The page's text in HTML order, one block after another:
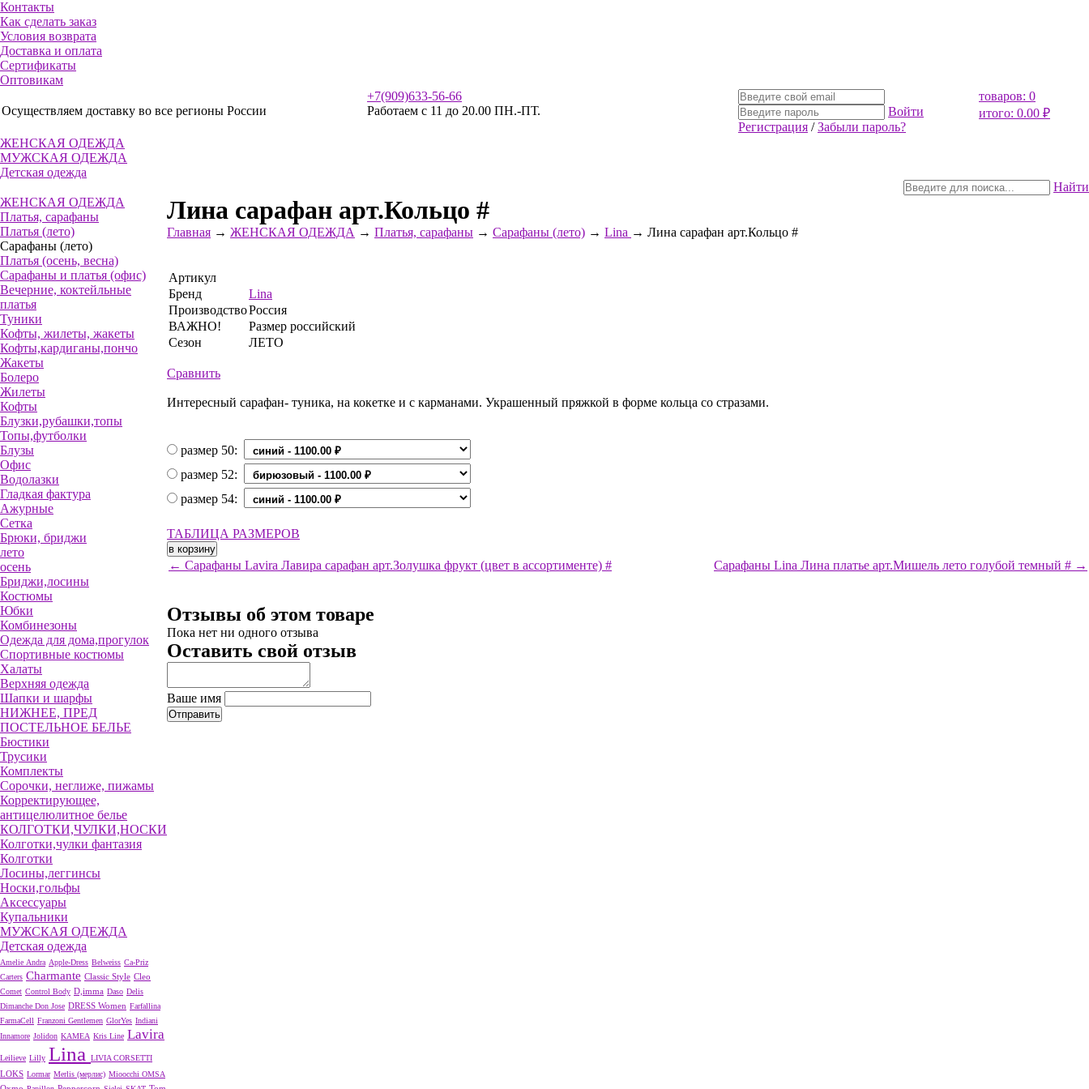
Контакты
Как сделать заказ
Условия возврата
Доставка и оплата
Сертификаты
Оптовикам
Осуществляем доставку во все регионы России
+7(909)633-56-66
Работаем с 11 до 20.00 ПН.-ПТ.
Войти
Регистрация /Забыли пароль?
товаров: 0
итого: 0.00 ₽
ЖЕНСКАЯ ОДЕЖДА
МУЖСКАЯ ОДЕЖДА
Детская одежда
Найти
ЖЕНСКАЯ ОДЕЖДА
Платья, сарафаны
Платья (лето)
Сарафаны (лето)
Платья (осень, весна)
Сарафаны и платья (офис)
Вечерние, коктейльные
платья
Туники
Кофты, жилеты, жакеты
Кофты,кардиганы,пончо
Жакеты
Болеро
Жилеты
Кофты
Блузки,рубашки,топы
Топы,футболки
Блузы
Офис
Водолазки
Гладкая фактура
Ажурные
Сетка
Брюки, бриджи
лето
осень
Бриджи,лосины
Костюмы
Юбки
Комбинезоны
Одежда для дома,прогулок
Спортивные костюмы
Халаты
Верхняя одежда
Шапки и шарфы
НИЖНЕЕ, ПРЕД
ПОСТЕЛЬНОЕ БЕЛЬЕ
Бюстики
Трусики
Комплекты
Сорочки, неглиже, пижамы
Корректирующее,
антицелюлитное белье
КОЛГОТКИ,ЧУЛКИ,НОСКИ
Колготки,чулки фантазия
Колготки
Лосины,леггинсы
Носки,гольфы
Аксессуары
Купальники
МУЖСКАЯ ОДЕЖДА
Детская одежда
Amelie Andra Apple-Dress Belweiss Ca-Priz
Carters Charmante Classic Style Cleo
Comet Control Body D,imma Daso Delis
Dimanche Don Jose DRESS Women Farfallina
FarmaCell Franzoni Gentlemen GlorYes Indiani
Innamore Jolidon KAMEA Kris Line Lavira
Leilieve Lilly Lina LIVIA CORSETTI
LOKS Lormar Merlis (мерлис) Mioocchi OMSA
Лина сарафан арт.Кольцо #
Главная → ЖЕНСКАЯ ОДЕЖДА → Платья, сарафаны → Сарафаны (лето) → Lina → Лина сарафан арт.Кольцо #
Артикул
Бренд
Lina
ПроизводствоРоссия
ВАЖНО!
Размер российский
Сезон
ЛЕТО
Сравнить
Интересный сарафан- туника, на кокетке и с карманами. Украшенный пряжкой в форме кольца со стразами.
размер 50:
размер 52:
размер 54:
ТАБЛИЦА РАЗМЕРОВ
← Сарафаны Lavira Лавира сарафан арт.Золушка фрукт (цвет в ассортименте) # Сарафаны Lina Лина платье арт.Мишель лето голубой темный # →
Отзывы об этом товаре
Пока нет ни одного отзыва
Оставить свой отзыв
Ваше имя